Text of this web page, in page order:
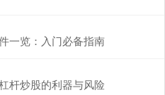
一览：入门必备指南
杆炒股的利器与风险